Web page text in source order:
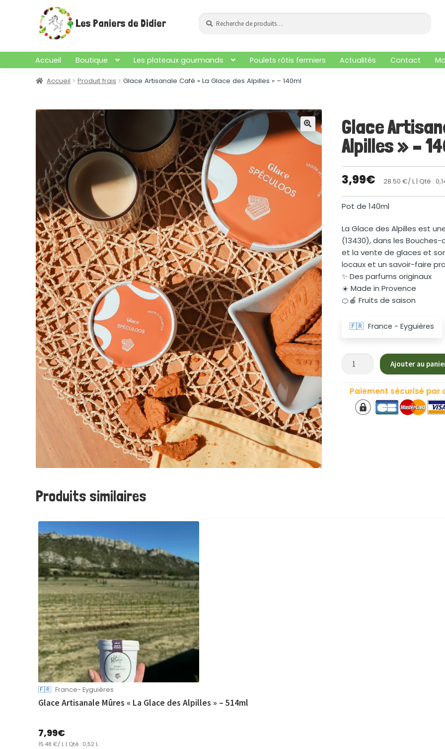
Aller
la
navigation
Aller
au
contenu
Les Paniers de Didier
Recherche
pour :
Recherche
Accueil Boutique Les plateaux gourmands Poulets rôtis fermiers Actualités Contact
Accueil Produit frais Glace Artisanale Café « La Glace des Alpilles » – 140ml
🔍
Glace
Alpilles » –
3,99€ 28.50 €/ L| Qté :
Pot de 140ml
La Glace des Alpilles est
(13430), dans les
et la vente de glaces et
locaux et un savoir-faire
✨ Des parfums originaux
☀️ Made in Provence
🍊🍎 Fruits de saison
🇫🇷 France - Eyguières
quantité
Artisanale
Café
Ajouter au
Paiement sécurisé par
Produits similaires
🇫🇷 France- Eyguières
Glace Artisanale Mûres « La Glace des Alpilles » – 514ml
7,99€
15.48 €/ L| Qté : 0,52 L